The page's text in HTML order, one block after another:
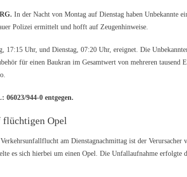
In der Nacht von Montag auf Dienstag haben Unbekannte
Polizei ermittelt und hofft auf Zeugenhinweise.
17:15 Uhr, und Dienstag, 07:20 Uhr, ereignet. Die
für einen Baukran im Gesamtwert von mehreren tausend
944-0 entgegen.
Opel
am Dienstagnachmittag ist der Verursacher
es sich hierbei um einen Opel. Die Unfallaufnahme erfolgte